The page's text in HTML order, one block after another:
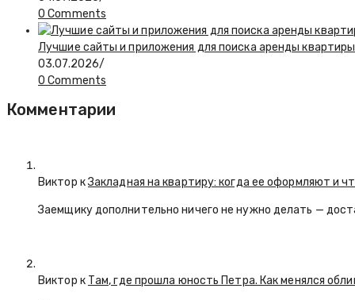
0 Comments
Лучшие сайты и приложения для поиска аренды
03.07.2026/
0 Comments
Комментарии
Виктор кЗакладная на квартиру: когда ее оформляют и
Заемщику дополнительно ничего не нужно делать —
Виктор к Там, где прошла юность Петра. Как менялся